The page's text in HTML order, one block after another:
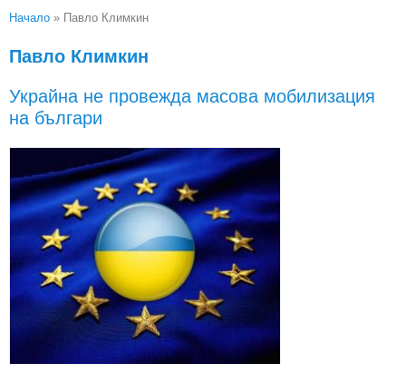
Начало » Павло Климкин
Павло Климкин
Украйна не провежда масова мобилизация
на българи